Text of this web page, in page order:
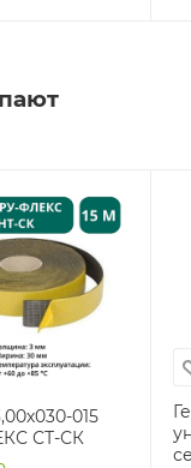
015
СТ-СК